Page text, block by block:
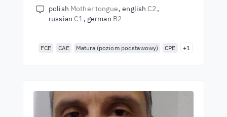
polish Mother tongue english C2
russian C1 german B2
FCE CAE Matura (poziom podstawowy) CPE +1